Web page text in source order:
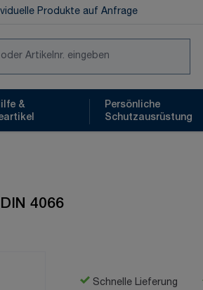
Produkte auf Anfrage
&
Persönliche
Schutzausrüstung
4066
Schnelle Lieferung